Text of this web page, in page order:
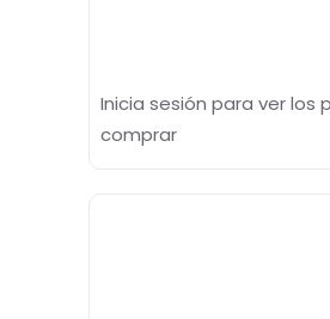
Inicia sesión para ver los
comprar